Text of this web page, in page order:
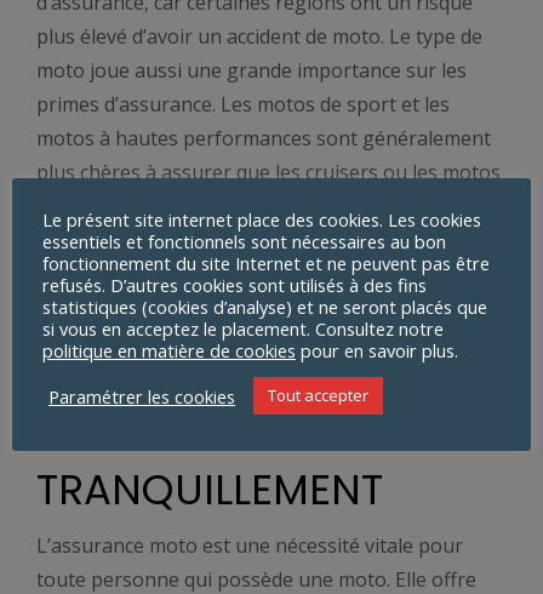
plus élevé d’avoir un accident de moto. Le type de
moto joue aussi une grande importance sur les
primes d’assurance. Les motos de sport et les
motos à hautes performances sont généralement
plus chères à assurer que les cruisers ou les motos
sur les primes d’assurance, une couverture plus
étendue entraînant des primes plus élevées.
ASSURANCE DE VOTRE
HARLEY DAVIDSON :
POUR ROULER
TRANQUILLEMENT
L’assurance moto est une nécessité vitale pour
toute personne qui possède une moto. Elle offre
Le présent site internet place des cookies. Les cookies
essentiels et fonctionnels sont nécessaires au bon
fonctionnement du site Internet et ne peuvent pas être
refusés. D’autres cookies sont utilisés à des fins
statistiques (cookies d’analyse) et ne seront placés que
si vous en acceptez le placement. Consultez notre
politique en matière de cookies pour en savoir plus.
Paramétrer les cookies
Tout accepter